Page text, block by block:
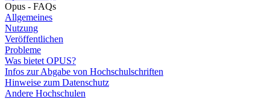
Opus - FAQs
Allgemeines
Nutzung
Veröffentlichen
Probleme
Was bietet OPUS?
Infos zur Abgabe von Hochschulschriften
Hinweise zum Datenschutz
Andere Hochschulen